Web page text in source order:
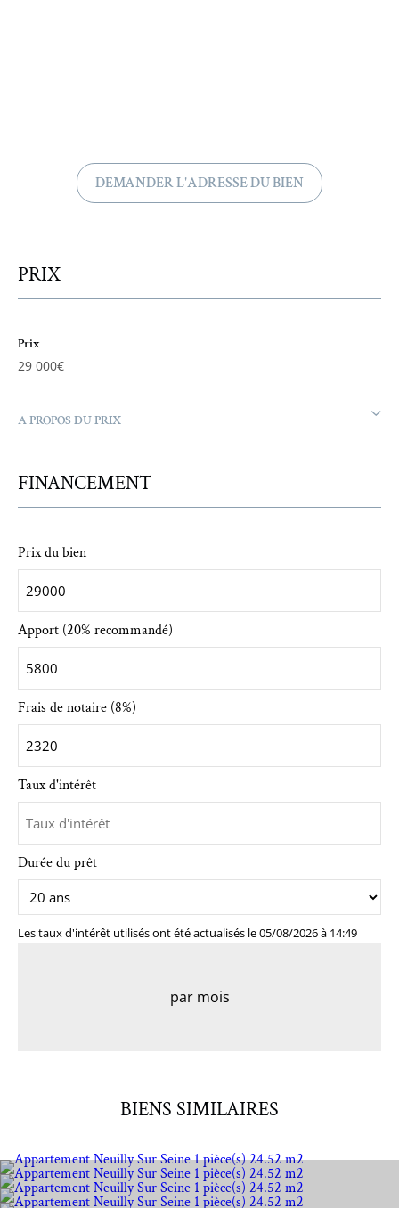
DEMANDER L'ADRESSE DU BIEN
PRIX
Prix
29 000€
A PROPOS DU PRIX
FINANCEMENT
Prix du bien
Apport (20% recommandé)
Frais de notaire (8%)
Taux d'intérêt
Durée du prêt
Les taux d'intérêt utilisés ont été actualisés le 05/08/2026 à 14:49
par mois
BIENS SIMILAIRES